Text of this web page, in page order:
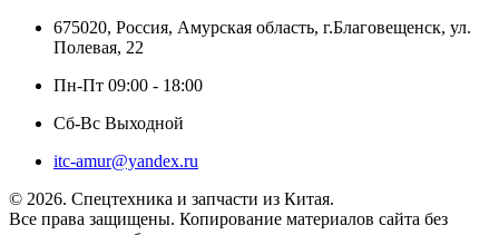
675020, Россия, Амурская область, г.Благовещенск, ул.
Полевая, 22
Пн-Пт 09:00 - 18:00
Сб-Вс Выходной
itc-amur@yandex.ru
© 2026. Спецтехника и запчасти из Китая.
Все права защищены. Копирование материалов сайта без